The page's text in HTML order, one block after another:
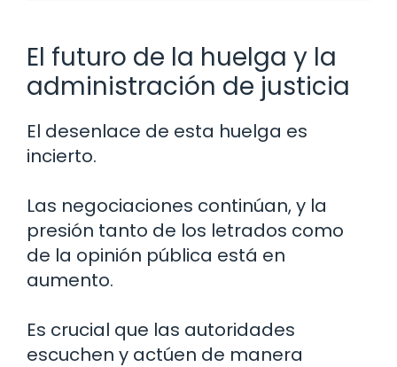
El futuro de la huelga y la
administración de justicia
El desenlace de esta huelga es
incierto.
Las negociaciones continúan, y la
presión tanto de los letrados como
de la opinión pública está en
aumento.
Es crucial que las autoridades
escuchen y actúen de manera